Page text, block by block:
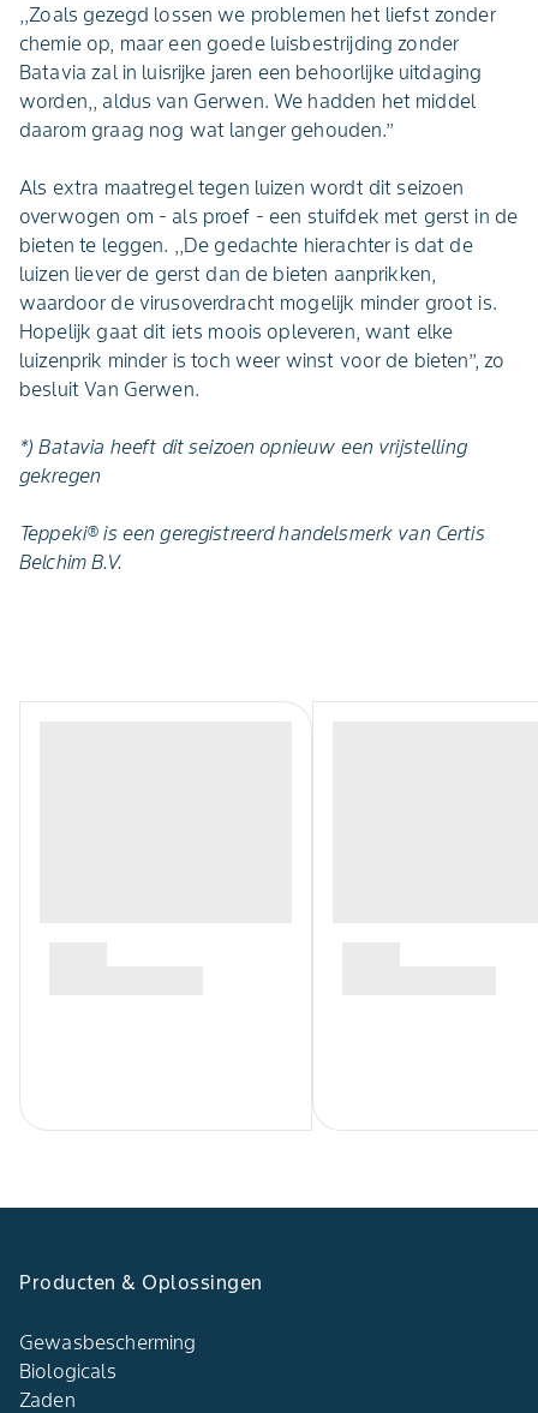
,,Zoals gezegd lossen we problemen het liefst zonder
chemie op, maar een goede luisbestrijding zonder
Batavia zal in luisrijke jaren een behoorlijke uitdaging
worden,, aldus van Gerwen. We hadden het middel
daarom graag nog wat langer gehouden.’’
Als extra maatregel tegen luizen wordt dit seizoen
overwogen om - als proef - een stuifdek met gerst in de
bieten te leggen. ,,De gedachte hierachter is dat de
luizen liever de gerst dan de bieten aanprikken,
waardoor de virusoverdracht mogelijk minder groot is.
Hopelijk gaat dit iets moois opleveren, want elke
luizenprik minder is toch weer winst voor de bieten’’, zo
besluit Van Gerwen.
*) Batavia heeft dit seizoen opnieuw een vrijstelling
gekregen
Teppeki® is een geregistreerd handelsmerk van Certis
Belchim B.V.
Producten & Oplossingen
Gewasbescherming
Biologicals
Zaden